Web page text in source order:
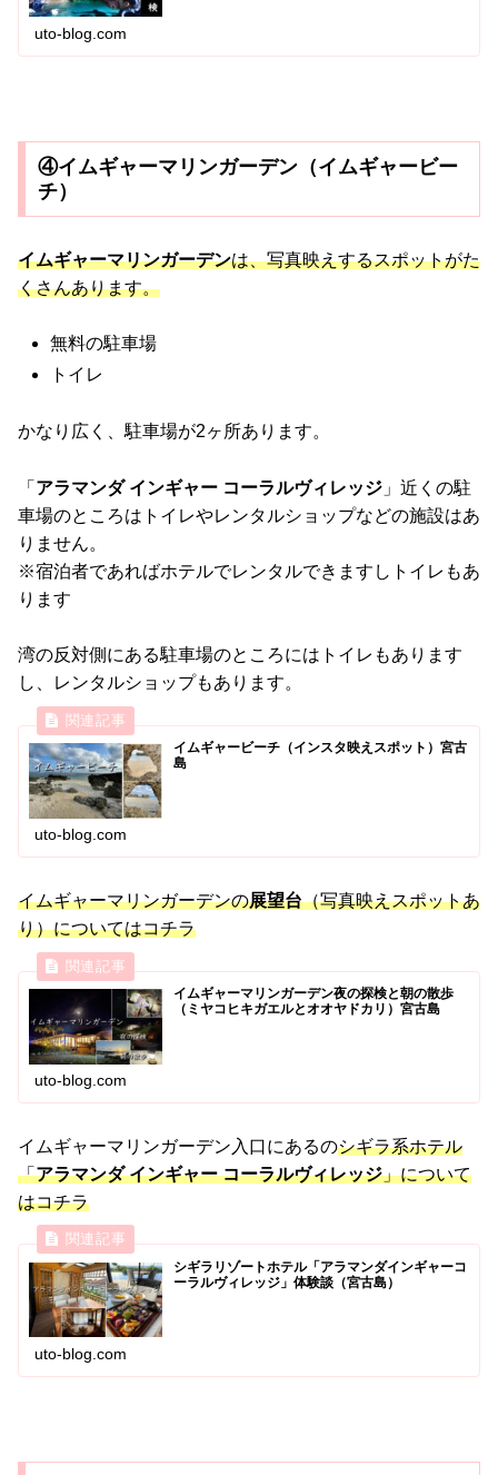
uto-blog.com
④イムギャーマリンガーデン（イムギャービー
チ）
イムギャーマリンガーデンは、写真映えするスポットがた
くさんあります。
無料の駐車場
トイレ
かなり広く、駐車場が2ヶ所あります。
「 アラマンダ インギャー コーラルヴィレッジ 」近くの駐
車場のところはトイレやレンタルショップなどの施設はあ
りません。
※宿泊者であればホテルでレンタルできますしトイレもあ
ります
湾の反対側にある駐車場のところにはトイレもあります
し、レンタルショップもあります。
イムギャービーチ（インスタ映えスポット）宮古
島
uto-blog.com
イムギャーマリンガーデンの展望台（写真映えスポットあ
り）についてはコチラ
イムギャーマリンガーデン夜の探検と朝の散歩
（ミヤコヒキガエルとオオヤドカリ）宮古島
uto-blog.com
イムギャーマリンガーデン入口にあるのシギラ系ホテル
「アラマンダ インギャー コーラルヴィレッジ」について
はコチラ
シギラリゾートホテル「アラマンダインギャーコ
ーラルヴィレッジ」体験談（宮古島）
uto-blog.com